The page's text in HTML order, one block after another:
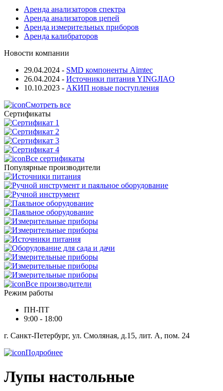
Аренда анализаторов спектра
Аренда анализаторов цепей
Аренда измерительных приборов
Аренда калибраторов
Новости компании
29.04.2024 - SMD компоненты Aimtec
26.04.2024 - Источники питания YINGJIAO
10.10.2023 - АКИП новые поступления
Смотреть все
Сертификаты
Все сертификаты
Популярные производители
Все производители
Режим работы
ПН-ПТ
9:00 - 18:00
г. Санкт-Петербург, ул. Смоляная, д.15, лит. А, пом. 24
Подробнее
Лупы настольные